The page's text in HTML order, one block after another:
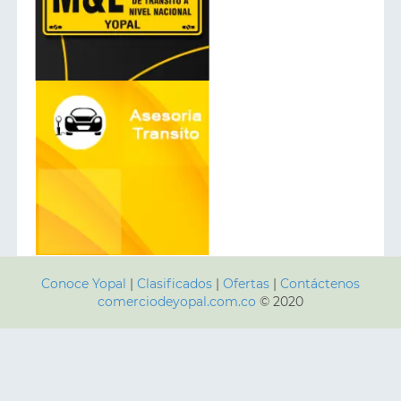
Conoce Yopal Clasificados Ofertas
Contáctenos
comerciodeyopal.com.co © 2020